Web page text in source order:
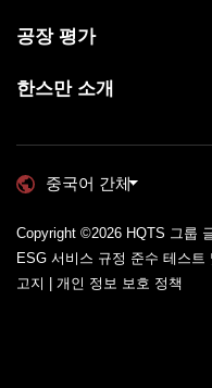
공장 평가
한스만 소개
중국어 간체
Copyright ©2026 HQTS 그룹
ESG 서비스 규정 준수 테스트
고지 | 개인 정보 보호 정책